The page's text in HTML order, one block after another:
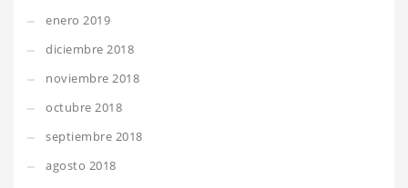
enero 2019
diciembre 2018
noviembre 2018
octubre 2018
septiembre 2018
agosto 2018